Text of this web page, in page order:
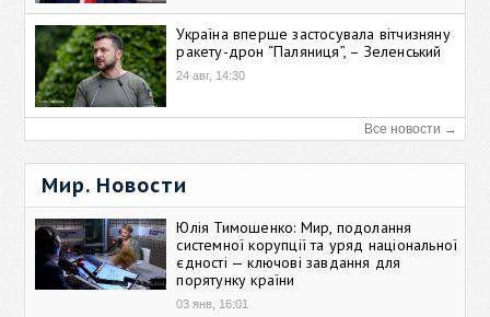
Україна вперше застосувала вітчизняну
ракету-дрон “Паляниця”, – Зеленський
24 авг, 14:30
Все новости →
Мир. Новости
Юлія Тимошенко: Мир, подолання
системної корупції та уряд національної
єдності — ключові завдання для
порятунку країни
03 янв, 16:01